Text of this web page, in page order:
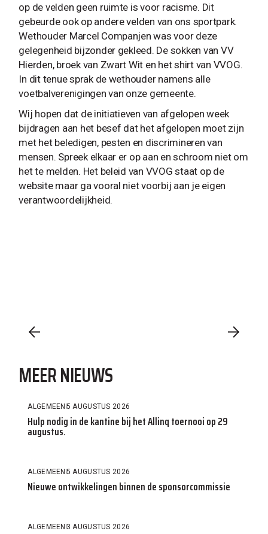
op de velden geen ruimte is voor racisme. Dit
gebeurde ook op andere velden van ons sportpark.
Wethouder Marcel Companjen was voor deze
gelegenheid bijzonder gekleed. De sokken van VV
Hierden, broek van Zwart Wit en het shirt van VVOG.
In dit tenue sprak de wethouder namens alle
voetbalverenigingen van onze gemeente.
Wij hopen dat de initiatieven van afgelopen week
bijdragen aan het besef dat het afgelopen moet zijn
met het beledigen, pesten en discrimineren van
mensen. Spreek elkaar er op aan en schroom niet om
het te melden. Het beleid van VVOG staat op de
website maar ga vooral niet voorbij aan je eigen
verantwoordelijkheid.
MEER NIEUWS
ALGEMEEN 5 AUGUSTUS 2026
Hulp nodig in de kantine bij het Allinq toernooi op 29
augustus.
ALGEMEEN 5 AUGUSTUS 2026
Nieuwe ontwikkelingen binnen de sponsorcommissie
ALGEMEEN 3 AUGUSTUS 2026